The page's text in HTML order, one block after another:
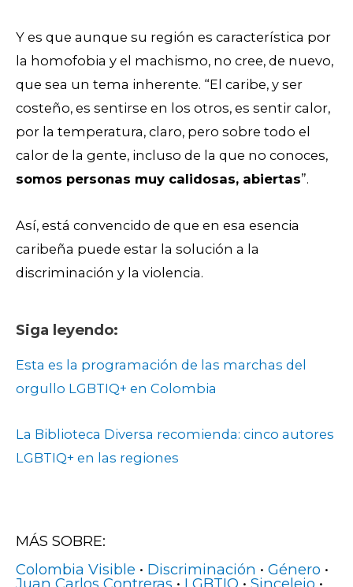
Y es que aunque su región es característica por
la homofobia y el machismo, no cree, de nuevo,
que sea un tema inherente. “El caribe, y ser
costeño, es sentirse en los otros, es sentir calor,
por la temperatura, claro, pero sobre todo el
calor de la gente, incluso de la que no conoces,
somos personas muy calidosas, abiertas”.
Así, está convencido de que en esa esencia
caribeña puede estar la solución a la
discriminación y la violencia.
Siga leyendo:
Esta es la programación de las marchas del
orgullo LGBTIQ+ en Colombia
La Biblioteca Diversa recomienda: cinco autores
LGBTIQ+ en las regiones
MÁS SOBRE:
Colombia Visible • Discriminación • Género •